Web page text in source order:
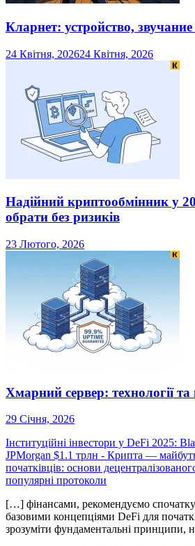
Кларнет: устройство,
24 Квітня, 202624 Квітня, 2026
Надійний криптообмінник у
обрати без ризиків
23 Лютого, 2026
Хмарний сервер: технології та
29 Січня, 2026
Інституційні інвестори у DeFi 2025:
JPMorgan $1.1 трлн - Крипта —
початківців: основи
популярні протоколи
[…] фінансами, рекомендуємо
базовими концепціями DeFi для
зрозуміти фундаментальні принципи,